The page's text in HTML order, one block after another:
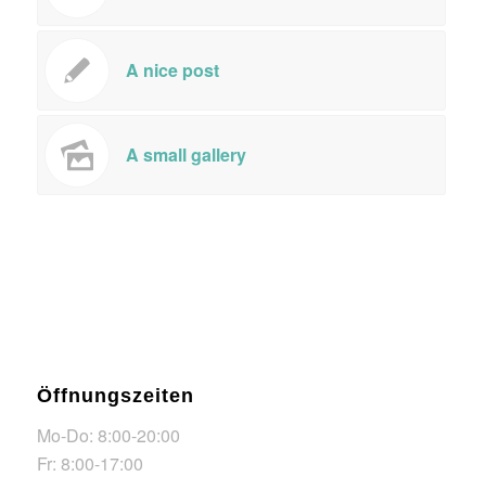
A nice post
A small gallery
Öffnungszeiten
Mo-Do: 8:00-20:00
Fr: 8:00-17:00